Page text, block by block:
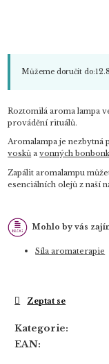
Můžeme doručit do:
Roztomilá aroma lampa
provádění rituálů.
Aromalampa je
vosků avonných
Zapálit aromalampu
esenciálních olejů z naší
Mohlo by vás
Síla aromaterapie
Kategorie:
EAN:
Zeptat se